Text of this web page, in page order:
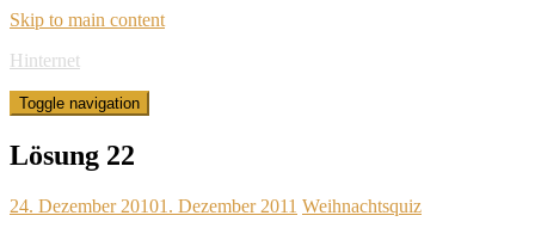
Skip to main content
Hinternet
Toggle navigation
Lösung 22
24. Dezember 20101. Dezember 2011 Weihnachtsquiz